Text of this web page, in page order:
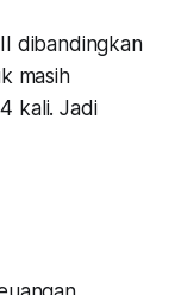
dibandingkan
masih
kali. Jadi